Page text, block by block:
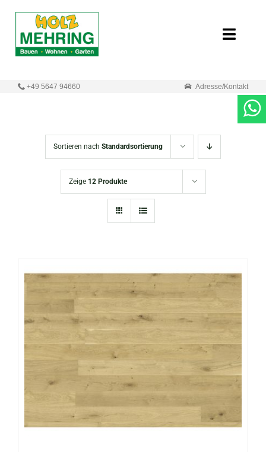
springen
Toggle
Neuigkeiten
+49 5647 94660 Adresse/Kontakt
Sortieren nach Standardsortierung
Zeige 12 Produkte